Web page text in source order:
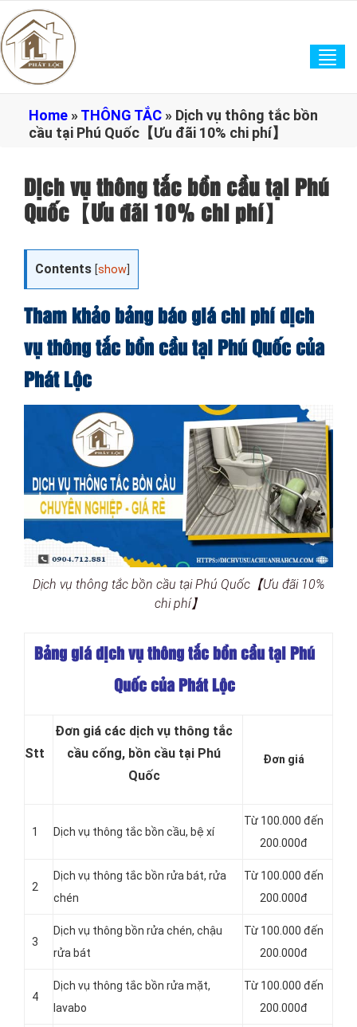
Home »THÔNG TẮC » Dịch vụ thông tắc bồn
cầu tại Phú Quốc【Ưu đãi 10% chi phí】
Dịch vụ thông tắc bồn cầu tại Phú
Quốc【Ưu đãi 10% chi phí】
Contents [show
Tham khảo bảng báo giá chi phí dịch
vụ thông tắc bồn cầu tại Phú Quốc của
Phát Lộc
Dịch vụ thông tắc bồn cầu tại Phú Quốc【Ưu đãi 10%
chi phí】
Bảng giá dịch vụ thông tắc bồn cầu tại Phú
Quốc của Phát Lộc
Stt
Đơn giá các dịch vụ thông tắc
cầu cống, bồn cầu tại Phú
Quốc
Đơn giá
1 Dịch vụ thông tắc bồn cầu, bệ xí
Từ 100.000 đến
200.000đ
2
Dịch vụ thông tắc bồn rửa bát, rửa
chén
Từ 100.000 đến
200.000đ
3
Dịch vụ thông bồn rửa chén, chậu
rửa bát
Từ 100.000 đến
200.000đ
4
Dịch vụ thông tắc bồn rửa mặt,
lavabo
Từ 100.000 đến
200.000đ